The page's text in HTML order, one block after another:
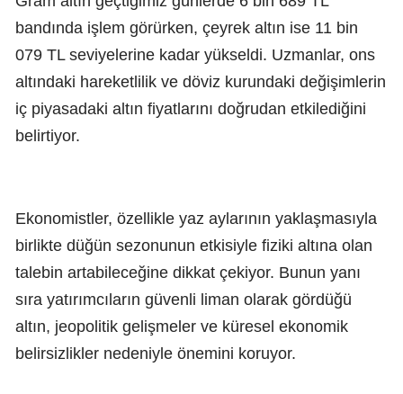
bandında işlem görürken, çeyrek altın ise 11 bin
079 TL seviyelerine kadar yükseldi. Uzmanlar, ons
altındaki hareketlilik ve döviz kurundaki değişimlerin
iç piyasadaki altın fiyatlarını doğrudan etkilediğini
belirtiyor.
Ekonomistler, özellikle yaz aylarının yaklaşmasıyla
birlikte düğün sezonunun etkisiyle fiziki altına olan
talebin artabileceğine dikkat çekiyor. Bunun yanı
sıra yatırımcıların güvenli liman olarak gördüğü
altın, jeopolitik gelişmeler ve küresel ekonomik
belirsizlikler nedeniyle önemini koruyor.